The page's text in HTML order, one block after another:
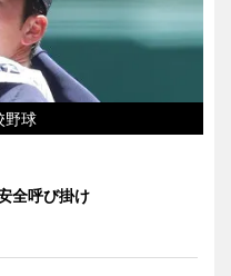
野球
全呼び掛け